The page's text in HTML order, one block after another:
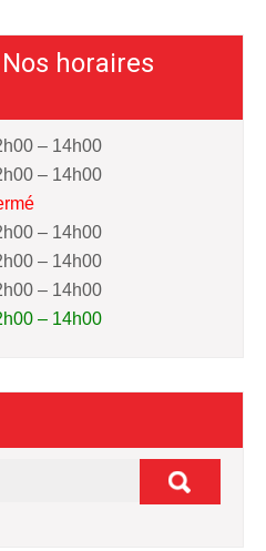
Nos horaires
– 14h00
– 14h00
– 14h00
– 14h00
– 14h00
– 14h00